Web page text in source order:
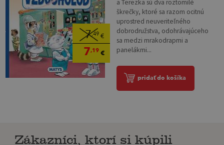
7,49 €
7,19 €
a Terezka sú dva roztomilé
škrečky, ktoré sa razom ocitnú
uprostred neuveriteľného
dobrodružstva, odohrávajúceho
sa medzi mrakodrapmi a
panelákmi...
pridať do košíka
Zákazníci, ktorí si kúpili